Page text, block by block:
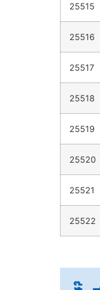
25515
25516
25517
25518
25519
25520
25521
25522